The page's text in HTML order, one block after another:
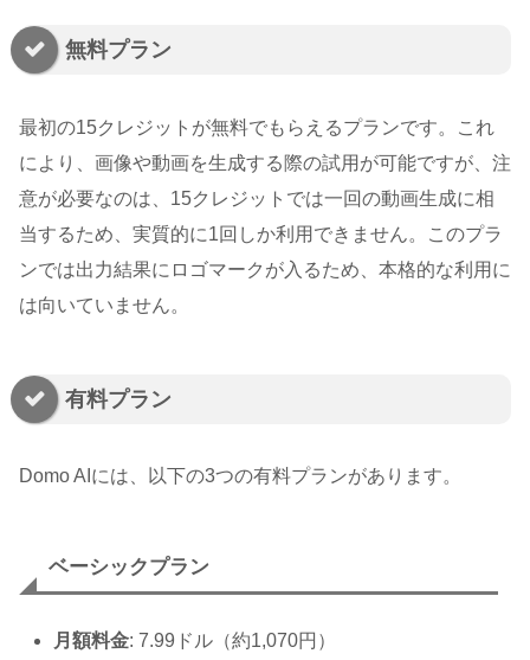
無料プラン
最初の15クレジットが無料でもらえるプランです。これ
により、画像や動画を生成する際の試用が可能ですが、注
意が必要なのは、15クレジットでは一回の動画生成に相
当するため、実質的に1回しか利用できません。このプラ
ンでは出力結果にロゴマークが入るため、本格的な利用に
は向いていません。
有料プラン
Domo AIには、以下の3つの有料プランがあります。
ベーシックプラン
月額料金: 7.99ドル（約1,070円）